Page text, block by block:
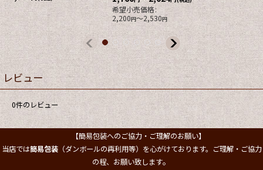
レビュー
0件のレビュー
【簡易包装へのご協力・ご理解のお願い】
当店では簡易包装（ダンボールの再利用等）を心がけております。ご理解・ご協力
の程、お願い致します。